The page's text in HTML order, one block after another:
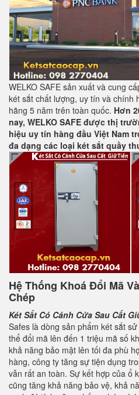
WELKO SAFE sản xuất và cung
két sắt chất lượng, uy tín và chính
hãng 5 năm trên toàn quốc. Hơn
nay, WELKO SAFE được thị
hiệu uy tín hàng đầu Việt Nam
đa dạng các loại két sắt quầy
Hệ Thống Khoá Đổi Mã
Chép
Két Sắt Có Cánh Cửa Sau Cất
Safes là dòng sản phẩm két sắt
thể đổi mã lên đến 1 triệu mã số
khả năng bảo mật lên tối đa phù
hàng, công ty tăng sự tiện dụng
vẫn rất an toàn. Sự kết hợp của ổ
cũng tăng khả năng bảo vệ, khả